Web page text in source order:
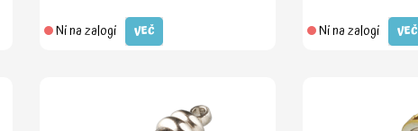
Ni na zalogi VEČ Ni na zalogi VEČ